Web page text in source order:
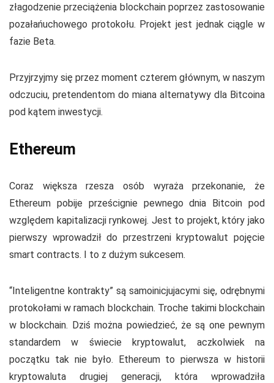
złagodzenie przeciążenia blockchain poprzez zastosowanie
pozałańuchowego protokołu. Projekt jest jednak ciągle w
fazie Beta.
Przyjrzyjmy się przez moment czterem głównym, w naszym
odczuciu, pretendentom do miana alternatywy dla Bitcoina
pod kątem inwestycji.
Ethereum
Coraz większa rzesza osób wyraża przekonanie, że
Ethereum pobije prześcignie pewnego dnia Bitcoin pod
względem kapitalizacji rynkowej. Jest to projekt, który jako
pierwszy wprowadził do przestrzeni kryptowalut pojęcie
smart contracts. I to z dużym sukcesem.
“Inteligentne kontrakty” są samoinicjujacymi się, odrębnymi
protokołami w ramach blockchain. Troche takimi blockchain
w blockchain. Dziś można powiedzieć, że są one pewnym
standardem w świecie kryptowalut, aczkolwiek na
początku tak nie było. Ethereum to pierwsza w historii
kryptowaluta drugiej generacji, która wprowadziła